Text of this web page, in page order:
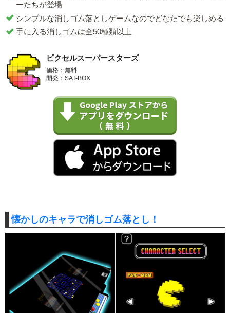
ーたちが登場
シンプルな消しゴム落としゲームなのでどなたでも楽しめる
手に入る消しゴムは全50種類以上
ピクセルスーパースターズ
価格：無料
開発：SAT-BOX
懐かしのキャラで消しゴム落とし！